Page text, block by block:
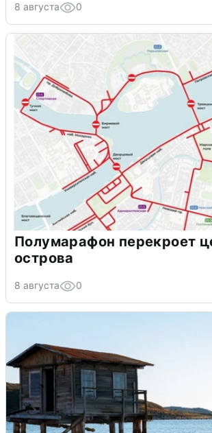
8 августа 0
Полумарафон перекроет
острова
8 августа 0